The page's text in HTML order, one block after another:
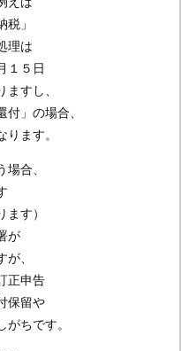
」
理は
１５日
すし、
」の場合、
ます。
合、
ます）
が
、
正申告
保留や
ちです。